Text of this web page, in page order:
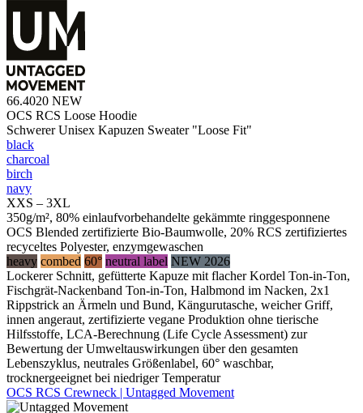
66.4020 NEW
OCS RCS Loose Hoodie
Schwerer Unisex Kapuzen Sweater "Loose Fit"
black
charcoal
birch
navy
XXS – 3XL
350g/m², 80% einlaufvorbehandelte gekämmte ringgesponnene
OCS Blended zertifizierte Bio-Baumwolle, 20% RCS zertifiziertes
recyceltes Polyester, enzymgewaschen
heavy combed 60° neutral label NEW 2026
Lockerer Schnitt, gefütterte Kapuze mit flacher Kordel Ton-in-Ton,
Fischgrät-Nackenband Ton-in-Ton, Halbmond im Nacken, 2x1
Rippstrick an Ärmeln und Bund, Kängurutasche, weicher Griff,
innen angeraut, zertifizierte vegane Produktion ohne tierische
Hilfsstoffe, LCA-Berechnung (Life Cycle Assessment) zur
Bewertung der Umweltauswirkungen über den gesamten
Lebenszyklus, neutrales Größenlabel, 60° waschbar,
trocknergeeignet bei niedriger Temperatur
OCS RCS Crewneck | Untagged Movement